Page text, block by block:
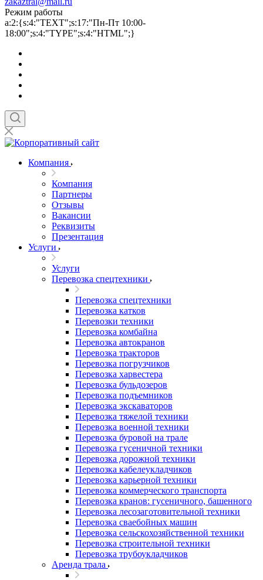
Режим работы
a:2:{s:4:"TEXT";s:17:"Пн-Пт 10:00-
18:00";s:4:"TYPE";s:4:"HTML";}
Компания
Компания
Партнеры
Отзывы
Вакансии
Реквизиты
Презентация
Услуги
Услуги
Перевозка спецтехники
Перевозка спецтехники
Перевозка катков
Перевозки техники
Перевозка комбайна
Перевозка автокранов
Перевозка тракторов
Перевозка погрузчиков
Перевозка харвестера
Перевозка бульдозеров
Перевозка подъемников
Перевозка экскаваторов
Перевозка тяжелой техники
Перевозка военной техники
Перевозка буровой на трале
Перевозка гусеничной техники
Перевозка дорожной техники
Перевозка кабелеукладчиков
Перевозка карьерной техники
Перевозка коммерческого транспорта
Перевозка кранов: гусеничного, башенного
Перевозка лесозаготовительной техники
Перевозка сваебойных машин
Перевозка сельскохозяйственной техники
Перевозка строительной техники
Перевозка трубоукладчиков
Аренда трала